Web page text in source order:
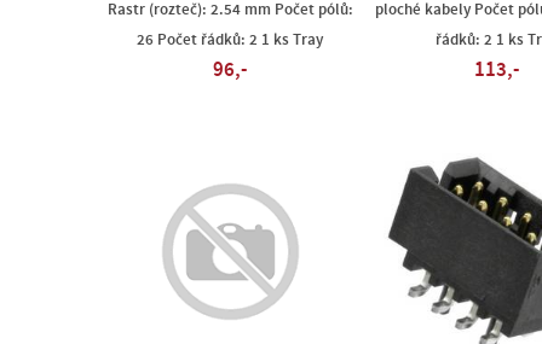
Rastr (rozteč): 2.54 mm Počet pólů:
26 Počet řádků: 2 1 ks Tray
96,-
ploché kabely Počet
řádků: 2 1 ks
113,-